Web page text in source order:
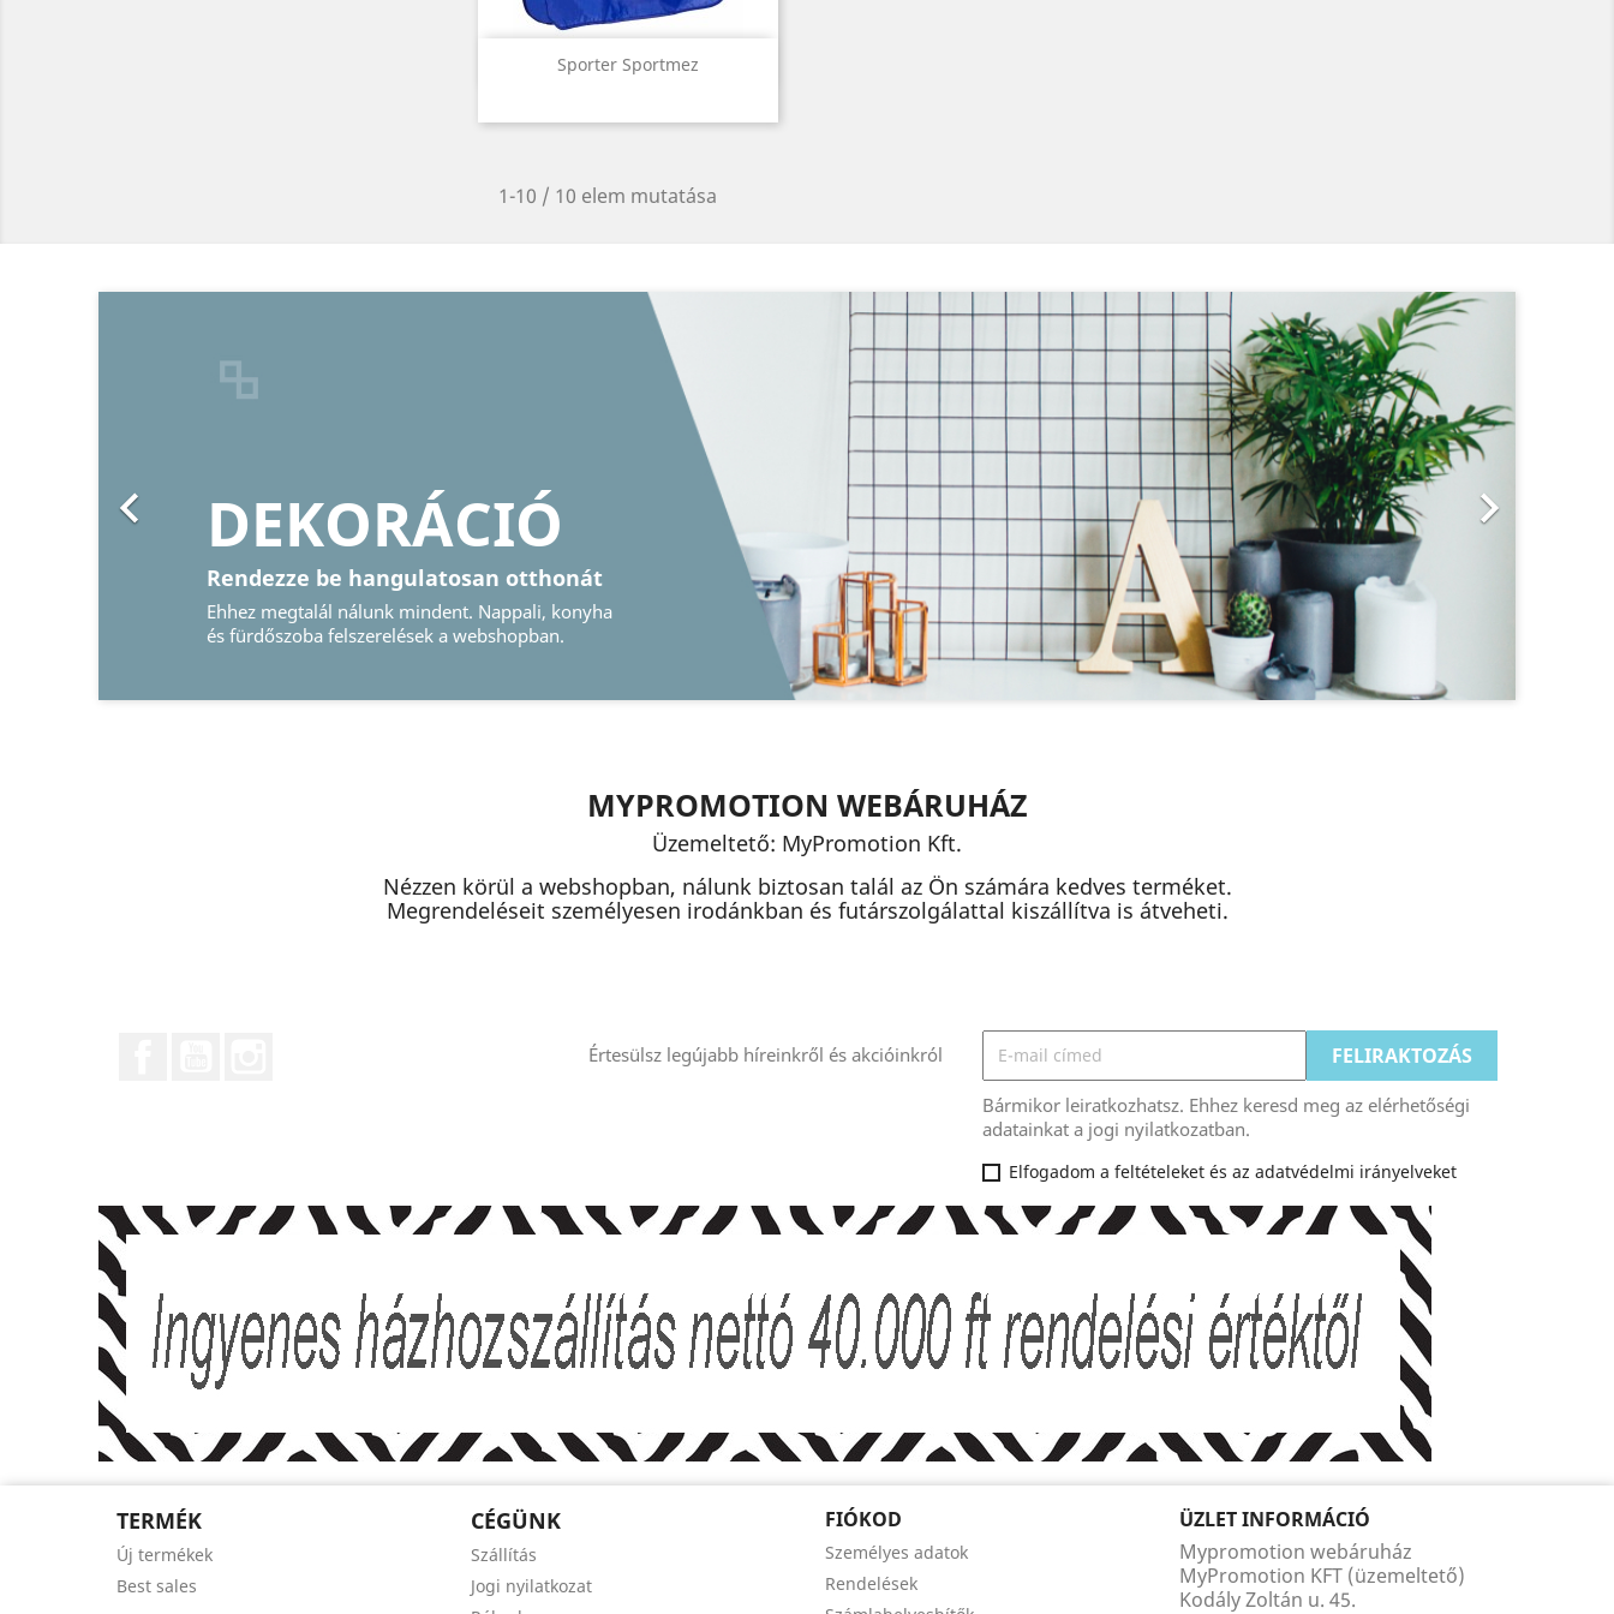
Sporter Sportmez
Előnézet
1-10 / 10 elem mutatása
KÉPKERET
Őrizze meg emlékeit
Legyen szó hagyományos vagy digitális
képkeretről, nálunk megtalálja ezeket

Előző

Következő
MYPROMOTION WEBÁRUHÁZ
Üzemeltető: MyPromotion Kft.
Nézzen körül a webshopban, nálunk biztosan talál az Ön számára kedves terméket.
Megrendeléseit személyesen irodánkban és futárszolgálattal kiszállítva is átveheti.
Értesülsz legújabb híreinkről és akcióinkról
Bármikor leiratkozhatsz. Ehhez keresd meg az elérhetőségi
adatainkat a jogi nyilatkozatban.
Elfogadom a feltételeket és az adatvédelmi irányelveket
TERMÉK
Új termékek
Best sales
CÉGÜNK
Szállítás
Jogi nyilatkozat
FIÓKOD
Személyes adatok
Rendelések
ÜZLET INFORMÁCIÓ
Mypromotion webáruház
MyPromotion KFT (üzemeltető)
Kodály Zoltán u. 45.